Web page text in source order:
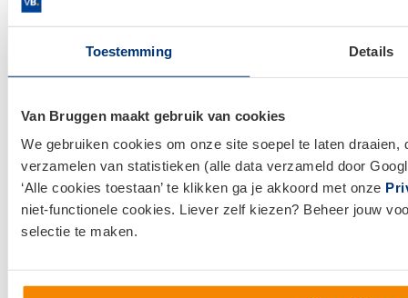
Toestemming Details
Van Bruggen maakt gebruik van cookies
We gebruiken cookies om onze site soepel te laten
verzamelen van statistieken (alle data verzameld door
‘Alle cookies toestaan’ te klikken ga je akkoord met onze
niet-functionele cookies. Liever zelf kiezen? Beheer jouw
selectie te maken.
Links
Hypotheken
Hypotheek afsluiten
Actuele hypotheekrentes